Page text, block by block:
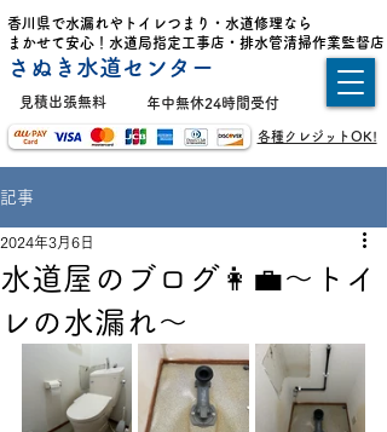
香川県で水漏れやトイレつまり・水道修理なら
まかせて安心！水道局指定工事店・排水管清掃作業監督店
さぬき水道センター
​見積出張無料 年中無休24時間受付
各種クレジットOK!
記事
水道屋のブログ👩‍💼〜トイ
レの水漏れ〜
2024年3月6日